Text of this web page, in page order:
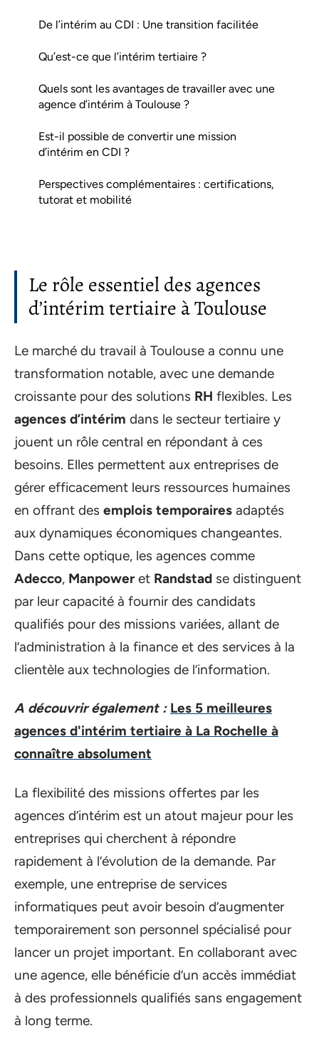
De l’intérim au CDI : Une transition facilitée
Qu’est-ce que l’intérim tertiaire ?
Quels sont les avantages de travailler avec une
agence d’intérim à Toulouse ?
Est-il possible de convertir une mission
d’intérim en CDI ?
Perspectives complémentaires : certifications,
tutorat et mobilité
Le rôle essentiel des agences
d’intérim tertiaire à Toulouse
Le marché du travail à Toulouse a connu une
transformation notable, avec une demande
croissante pour des solutions RH flexibles. Les
agences d’intérim dans le secteur tertiaire y
jouent un rôle central en répondant à ces
besoins. Elles permettent aux entreprises de
gérer efficacement leurs ressources humaines
en offrant des emplois temporaires adaptés
aux dynamiques économiques changeantes.
Dans cette optique, les agences comme
Adecco, Manpower et Randstad se distinguent
par leur capacité à fournir des candidats
qualifiés pour des missions variées, allant de
l’administration à la finance et des services à la
clientèle aux technologies de l’information.
A découvrir également : Les 5 meilleures
agences d'intérim tertiaire à La Rochelle à
connaître absolument
La flexibilité des missions offertes par les
agences d’intérim est un atout majeur pour les
entreprises qui cherchent à répondre
rapidement à l’évolution de la demande. Par
exemple, une entreprise de services
informatiques peut avoir besoin d’augmenter
temporairement son personnel spécialisé pour
lancer un projet important. En collaborant avec
une agence, elle bénéficie d’un accès immédiat
à des professionnels qualifiés sans engagement
à long terme.